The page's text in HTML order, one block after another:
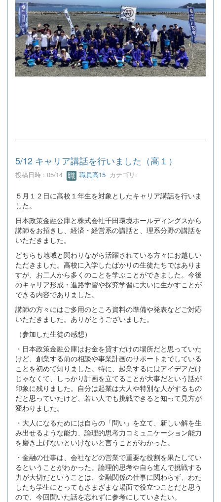
5/12 キャリア講話を行いました（高１）
投稿日時 : 05/14 職員高15 カテゴリ:
５月１２日に高校１年生を対象としたキャリア講話を行いま
した。
日本政策金融公庫と株式会社千田環境ホールディングスから
講師をお招きし、経済・経営系の講話と、理系分野の講話を
いただきました。
どちらも地域と関わりながら活躍されている方々にお越しい
ただきました。高校に入学したばかりの生徒たちではありま
すが、お二人から多くのことを学ぶことができました。今後
のキャリア形成・進路学習や探究学習に大いに生かすことが
できる内容でありました。
講師の方々にはご多用のところ資料の準備や発表などご対応
いただきました。ありがとうございました。
（参加した生徒の感想）
・日本政策金融公庫はお金を貸すだけの場所だと思っていた
けど、創業する前の相談や事業計画のサポートまでしている
ことを初めて知りました。特に、起業するにはアイデアだけ
じゃなくて、しっかり計画を立てることが大事だという話が
印象に残りました。自分は起業は大人や特別な人がするもの
だと思っていたけど、若い人でも挑戦できると知って見方が
変わりました。
・大人になるためには自らの「問い」を立て、新しい解を生
み出せるような能力、論理的思考力コミュニケーション能力
を磨き上げないといけないと言うことがわかった。
・金融の仕事は、会社などの営業で重要な役割を果たしてい
るということがわかった。論理的思考や自ら進んで挑戦する
力が大切だということは、金融関係の仕事に関わらず、わた
したち学生にとってもさまざまな場面で役立つことだと思う
ので、今回聞いた話を忘れずに参考にしていきたい。